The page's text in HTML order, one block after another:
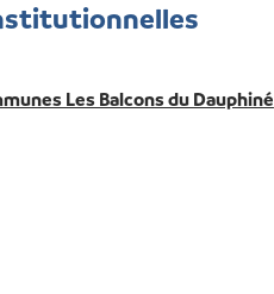
Les Balcons du Dauphiné